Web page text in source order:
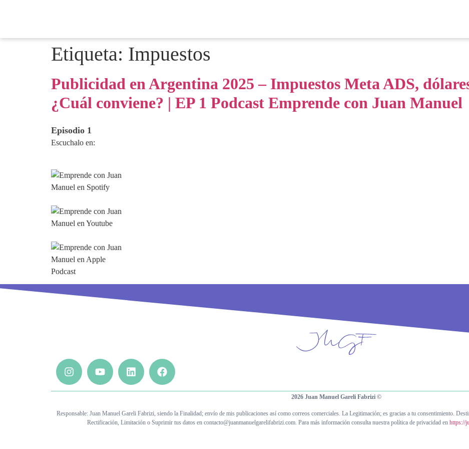
Etiqueta: Impuestos
Publicidad en Argentina 2025 – Impuestos Meta ADS,
¿Cuál conviene? | EP 1 Podcast Emprende con Juan Manuel
Episodio 1
Escuchalo en:
2026 Juan Manuel Gareli Fabrizi ©
Responsable: Juan Manuel Gareli Fabrizi, siendo la Finalidad; envío de mis publicaciones así como correos comerciales. La Legitimación; es gracias a tu consentimiento.
Rectificación, Limitación o Suprimir tus datos en contacto@juanmanuelgarelifabrizi.com. Para más información consulta nuestra política de privacidad en https://